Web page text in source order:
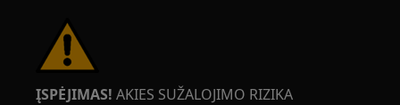
ĮSPĖJIMAS! AKIES SUŽALOJIMO RIZIKA